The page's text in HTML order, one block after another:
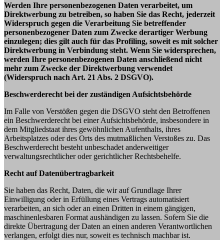
Werden Ihre personenbezogenen Daten verarbeitet, um
Direktwerbung zu betreiben, so haben Sie das Recht, jederzeit
Widerspruch gegen die Verarbeitung Sie betreffender
personenbezogener Daten zum Zwecke derartiger Werbung
einzulegen; dies gilt auch für das Profiling, soweit es mit solcher
Direktwerbung in Verbindung steht. Wenn Sie widersprechen,
werden Ihre personenbezogenen Daten anschließend nicht
mehr zum Zwecke der Direktwerbung verwendet
(Widerspruch nach Art. 21 Abs. 2 DSGVO).
Beschwerderecht bei der zuständigen Aufsichtsbehörde
Im Falle von Verstößen gegen die DSGVO steht den Betroffenen
ein Beschwerderecht bei einer Aufsichtsbehörde, insbesondere in
dem Mitgliedstaat ihres gewöhnlichen Aufenthalts, ihres
Arbeitsplatzes oder des Orts des mutmaßlichen Verstoßes zu. Das
Beschwerderecht besteht unbeschadet anderweitiger
verwaltungsrechtlicher oder gerichtlicher Rechtsbehelfe.
Recht auf Datenübertragbarkeit
Sie haben das Recht, Daten, die wir auf Grundlage Ihrer
Einwilligung oder in Erfüllung eines Vertrags automatisiert
verarbeiten, an sich oder an einen Dritten in einem gängigen,
maschinenlesbaren Format aushändigen zu lassen. Sofern Sie die
direkte Übertragung der Daten an einen anderen Verantwortlichen
verlangen, erfolgt dies nur, soweit es technisch machbar ist.